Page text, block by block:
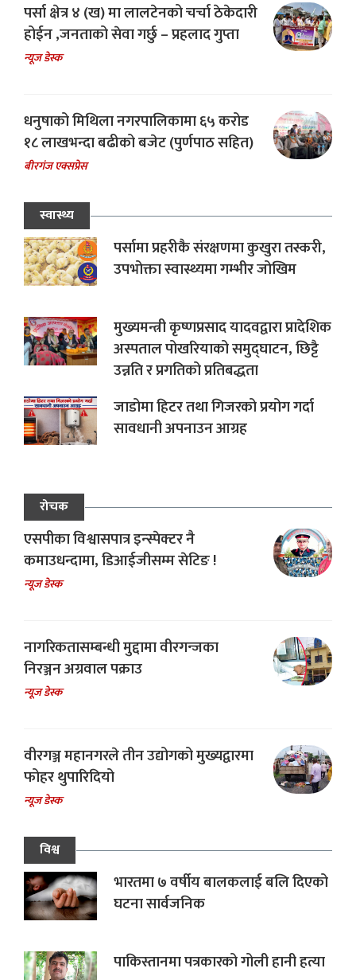
पर्सा क्षेत्र ४ (ख) मा लालटेनको चर्चा ठेकेदारी
होईन ,जनताको सेवा गर्छु – प्रहलाद गुप्ता
न्यूज डेस्क
धनुषाको मिथिला नगरपालिकामा ६५ करोड
१८ लाखभन्दा बढीको बजेट (पुर्णपाठ सहित)
बीरगंज एक्सप्रेस
स्वास्थ्य
पर्सामा प्रहरीकै संरक्षणमा कुखुरा तस्करी,
उपभोक्ता स्वास्थ्यमा गम्भीर जोखिम
मुख्यमन्त्री कृष्णप्रसाद यादवद्वारा प्रादेशिक
अस्पताल पोखरियाको समुद्घाटन, छिट्टै
उन्नति र प्रगतिको प्रतिबद्धता
जाडोमा हिटर तथा गिजरको प्रयोग गर्दा
सावधानी अपनाउन आग्रह
रोचक
एसपीका विश्वासपात्र इन्स्पेक्टर नै
कमाउधन्दामा, डिआईजीसम्म सेटिङ !
न्यूज डेस्क
नागरिकतासम्बन्धी मुद्दामा वीरगन्जका
निरञ्जन अग्रवाल पक्राउ
न्यूज डेस्क
वीरगञ्ज महानगरले तीन उद्योगको मुख्यद्वारमा
फोहर थुपारिदियो
न्यूज डेस्क
विश्व
भारतमा ७ वर्षीय बालकलाई बलि दिएको
घटना सार्वजनिक
पाकिस्तानमा पत्रकारको गोली हानी हत्या